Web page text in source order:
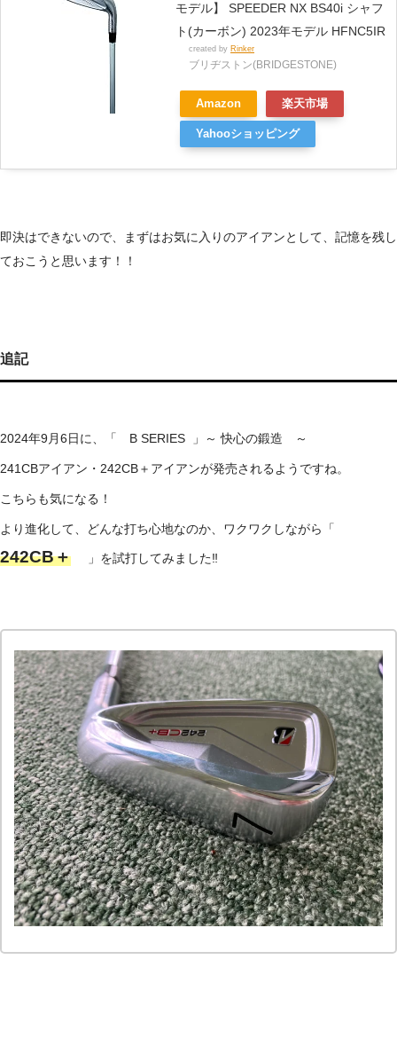
モデル】 SPEEDER NX BS40i シャフ
ト(カーボン) 2023年モデル HFNC5IR
created by Rinker
ブリヂストン(BRIDGESTONE)
Amazon 楽天市場
Yahooショッピング
即決はできないので、まずはお気に入りのアイアンとして、記憶を残し
ておこうと思います！！
追記
2024年9月6日に、「 B SERIES 」～ 快心の鍛造 ～
241CBアイアン・242CB＋アイアンが発売されるようですね。
こちらも気になる！
より進化して、どんな打ち心地なのか、ワクワクしながら「
242CB＋ 」を試打してみました‼